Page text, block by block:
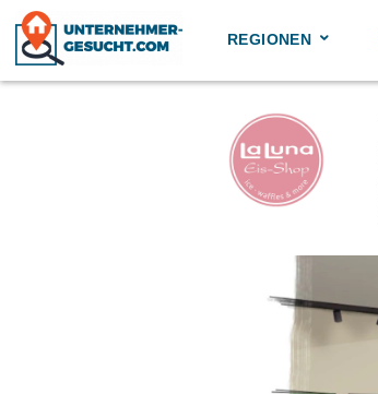
Skip
content
REGIONEN